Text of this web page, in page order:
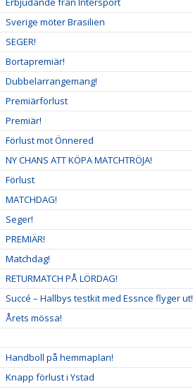
Sverige möter Brasilien
SEGER!
Bortapremiär!
Dubbelarrangemang!
Premiärförlust
Premiär!
Förlust mot Önnered
NY CHANS ATT KÖPA MATCHTRÖJA!
Förlust
MATCHDAG!
Seger!
PREMIÄR!
Matchdag!
RETURMATCH PÅ LÖRDAG!
Succé – Hallbys testkit med Essnce flyger ut!
Årets mössa!
Handboll på hemmaplan!
Knapp förlust i Ystad